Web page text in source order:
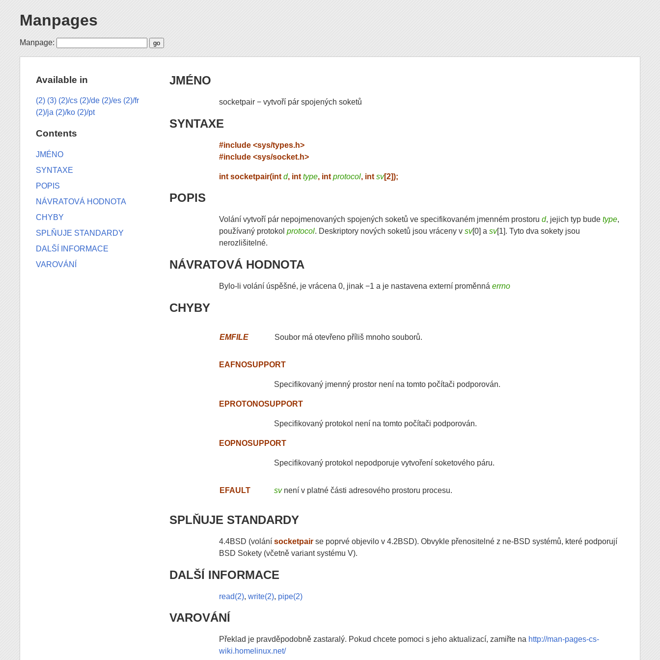
Manpages
Manpage:
JMÉNO
socketpair − vytvoří pár spojených soketů
SYNTAXE
#include <sys/types.h>
#include <sys/socket.h>
int socketpair(int d, int type, int protocol, int sv[2]);
POPIS
Volání vytvoří pár nepojmenovaných spojených soketů ve specifikovaném jmenném prostorud, jejich typ budetype,
používaný protokolprotocol. Deskriptory nových soketů jsou vráceny vsv[0] asv[1]. Tyto dva sokety jsou
nerozlišitelné.
NÁVRATOVÁ HODNOTA
Bylo-li volání úspěšné, je vrácena 0, jinak −1 a je nastavena externí proměnnáerrno
CHYBY
EMFILE Soubor má otevřeno příliš mnoho souborů.
EAFNOSUPPORT
Specifikovaný jmenný prostor není na tomto počítači podporován.
EPROTONOSUPPORT
Specifikovaný protokol není na tomto počítači podporován.
EOPNOSUPPORT
Specifikovaný protokol nepodporuje vytvoření soketového páru.
EFAULT svnení v platné části adresového prostoru procesu.
SPLŇUJE STANDARDY
4.4BSD (volánísocketpair se poprvé objevilo v 4.2BSD). Obvykle přenositelné z ne-BSD systémů, které podporují
BSD Sokety (včetně variant systému V).
DALŠÍ INFORMACE
read(2),write(2), pipe(2)
VAROVÁNÍ
Překlad je pravděpodobně zastaralý. Pokud chcete pomoci s jeho aktualizací, zamiřte na http://man-pages-cs-
wiki.homelinux.net/
Available in
(2) (3) (2)/cs (2)/de (2)/es (2)/fr
(2)/ja (2)/ko (2)/pt
Contents
JMÉNO
SYNTAXE
POPIS
NÁVRATOVÁ HODNOTA
CHYBY
SPLŇUJE STANDARDY
DALŠÍ INFORMACE
VAROVÁNÍ